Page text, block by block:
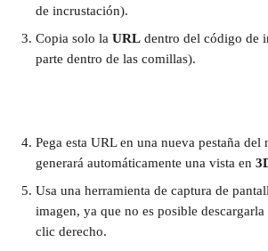
de incrustación).
Copia solo la URL dentro del código de
parte dentro de las comillas).
Pega esta URL en una nueva pestaña del
generará automáticamente una vista en
Usa una herramienta de captura de
imagen, ya que no es posible
clic derecho.